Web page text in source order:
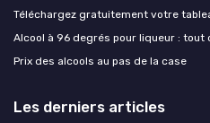
Téléchargez gratuitement votre
Alcool à 96 degrés pour liqueur : tout
Prix des alcools au pas de la case
Les derniers articles